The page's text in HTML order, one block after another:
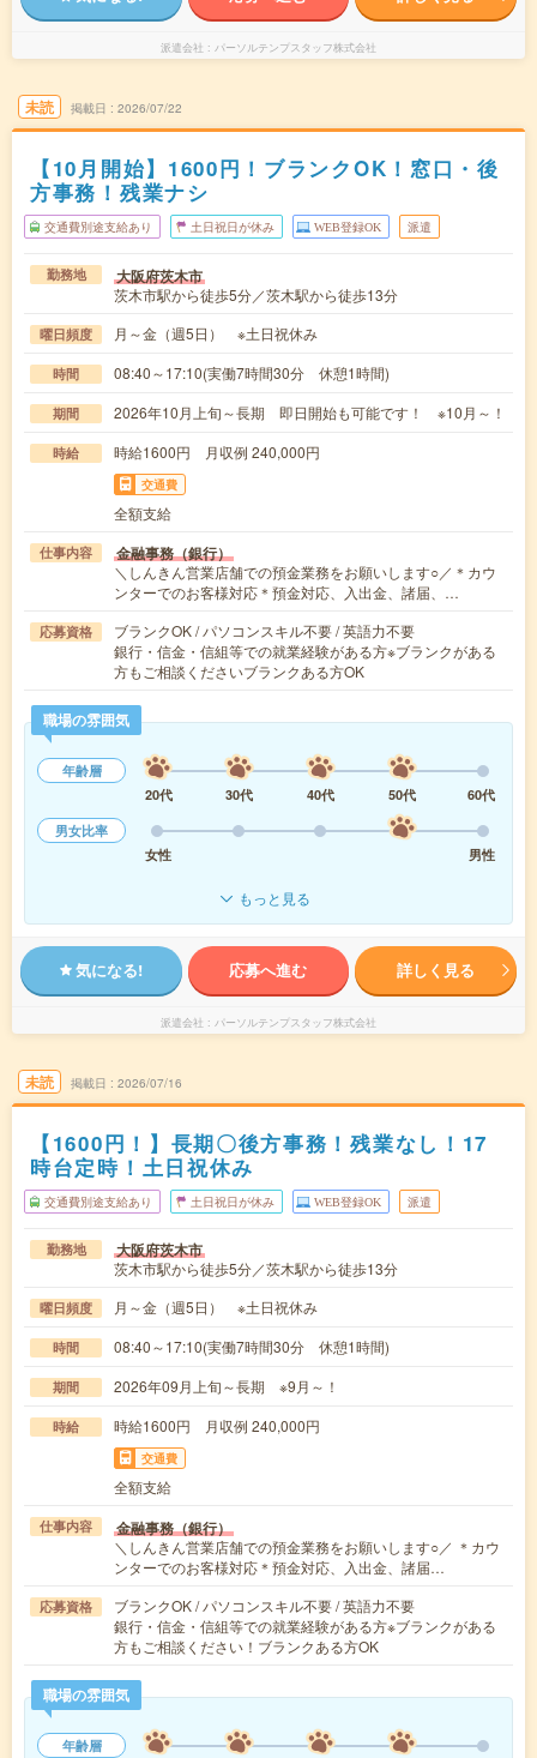
派遣会社 パーソルテンプスタッフ株式会社
未読 掲載日 2026/07/22
【10月開始】1600円！ブランクOK！窓口・後
方事務！残業ナシ
交通費別途支給あり 土日祝日が休み WEB登録OK 派遣
勤務地 大阪府茨木市
茨木市駅から徒歩5分／茨木駅から徒歩13分
曜日頻度 月～金（週5日） ※土日祝休み
時間 08:40～17:10(実働7時間30分 休憩1時間)
期間 2026年10月上旬～長期 即日開始も可能です！ ※10月～！
時給 時給1600円 月収例 240,000円
交通費
全額支給
仕事内容 金融事務（銀行）
＼しんきん営業店舗での預金業務をお願いします○／＊カウ
ンターでのお客様対応＊預金対応、入出金、諸届、…
応募資格
ブランクOK / パソコンスキル不要 / 英語力不要
銀行・信金・信組等での就業経験がある方※ブランクがある
方もご相談くださいブランクある方OK
職場の雰囲気
年齢層
20代
30代 40代 50代
60代
男女比率
女性
男性
もっと見る
気になる! 応募へ進む 詳しく見る
派遣会社 パーソルテンプスタッフ株式会社
未読 掲載日 2026/07/16
【1600円！】長期〇後方事務！残業なし！17
時台定時！土日祝休み
交通費別途支給あり 土日祝日が休み WEB登録OK 派遣
勤務地 大阪府茨木市
茨木市駅から徒歩5分／茨木駅から徒歩13分
曜日頻度 月～金（週5日） ※土日祝休み
時間 08:40～17:10(実働7時間30分 休憩1時間)
期間 2026年09月上旬～長期 ※9月～！
時給 時給1600円 月収例 240,000円
交通費
全額支給
仕事内容 金融事務（銀行）
＼しんきん営業店舗での預金業務をお願いします○／ ＊カウ
ンターでのお客様対応＊預金対応、入出金、諸届…
応募資格
ブランクOK / パソコンスキル不要 / 英語力不要
銀行・信金・信組等での就業経験がある方※ブランクがある
方もご相談ください！ブランクある方OK
職場の雰囲気
年齢層